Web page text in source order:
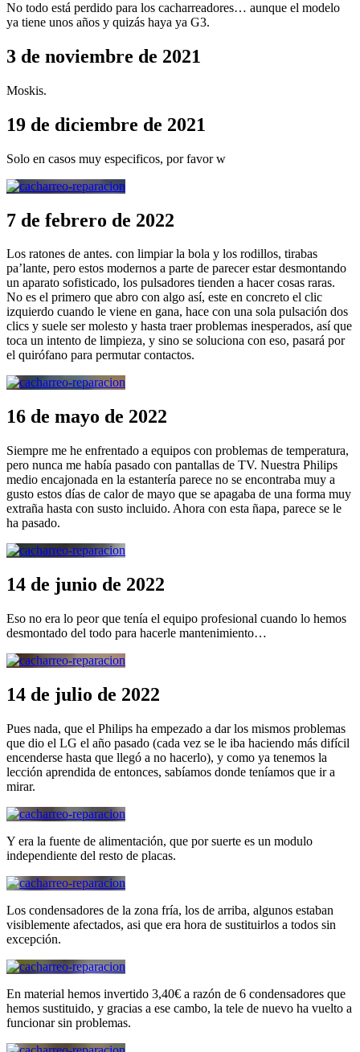
No todo está perdido para los cacharreadores… aunque el modelo
ya tiene unos años y quizás haya ya G3.
3 de noviembre de 2021
Moskis.
19 de diciembre de 2021
Solo en casos muy especificos, por favor w
7 de febrero de 2022
Los ratones de antes. con limpiar la bola y los rodillos, tirabas
pa’lante, pero estos modernos a parte de parecer estar desmontando
un aparato sofisticado, los pulsadores tienden a hacer cosas raras.
No es el primero que abro con algo así, este en concreto el clic
izquierdo cuando le viene en gana, hace con una sola pulsación dos
clics y suele ser molesto y hasta traer problemas inesperados, así que
toca un intento de limpieza, y sino se soluciona con eso, pasará por
el quirófano para permutar contactos.
16 de mayo de 2022
Siempre me he enfrentado a equipos con problemas de temperatura,
pero nunca me había pasado con pantallas de TV. Nuestra Philips
medio encajonada en la estantería parece no se encontraba muy a
gusto estos días de calor de mayo que se apagaba de una forma muy
extraña hasta con susto incluido. Ahora con esta ñapa, parece se le
ha pasado.
14 de junio de 2022
Eso no era lo peor que tenía el equipo profesional cuando lo hemos
desmontado del todo para hacerle mantenimiento…
14 de julio de 2022
Pues nada, que el Philips ha empezado a dar los mismos problemas
que dio el LG el año pasado (cada vez se le iba haciendo más difícil
encenderse hasta que llegó a no hacerlo), y como ya tenemos la
lección aprendida de entonces, sabíamos donde teníamos que ir a
mirar.
Y era la fuente de alimentación, que por suerte es un modulo
independiente del resto de placas.
Los condensadores de la zona fría, los de arriba, algunos estaban
visiblemente afectados, asi que era hora de sustituirlos a todos sin
excepción.
En material hemos invertido 3,40€ a razón de 6 condensadores que
hemos sustituido, y gracias a ese cambo, la tele de nuevo ha vuelto a
funcionar sin problemas.